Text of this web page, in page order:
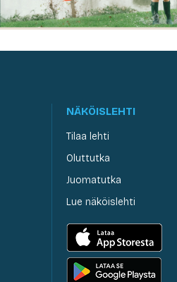
NÄKÖISLEHTI
Tilaa lehti
Oluttutka
Juomatutka
Lue näköislehti